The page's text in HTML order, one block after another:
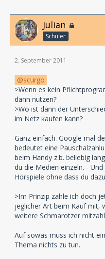
Julian
Schüler
2. September 2011
scurgo
>Wenn es kein
dann nutzen?
>Wo ist dann der
im Netz kaufen kann?
Ganz einfach. Google mal
bedeutet eine
beim Handy z.b. beliebig
du die Medien einzeln. -
Hörspiele ohne dass du
>Im Prinzip zahle ich doch
jeglicher Art beim Kauf mit,
weitere Schmarotzer
Auf sowas muss ich nicht
Thema nichts zu tun.